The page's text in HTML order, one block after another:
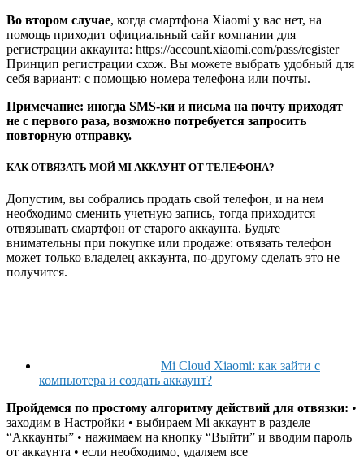
Во втором случае, когда смартфона Xiaomi у вас нет, на
помощь приходит официальный сайт компании для
регистрации аккаунта: https://account.xiaomi.com/pass/register
Принцип регистрации схож. Вы можете выбрать удобный для
себя вариант: с помощью номера телефона или почты.
Примечание: иногда SMS-ки и письма на почту приходят
не с первого раза, возможно потребуется запросить
повторную отправку.
КАК ОТВЯЗАТЬ МОЙ MI АККАУНТ ОТ ТЕЛЕФОНА?
Допустим, вы собрались продать свой телефон, и на нем
необходимо сменить учетную запись, тогда приходится
отвязывать смартфон от старого аккаунта. Будьте
внимательны при покупке или продаже: отвязать телефон
может только владелец аккаунта, по-другому сделать это не
получится.
Mi Cloud Xiaomi: как зайти с
компьютера и создать аккаунт?
Пройдемся по простому алгоритму действий для отвязки: •
заходим в Настройки • выбираем Mi аккаунт в разделе
“Аккаунты” • нажимаем на кнопку “Выйти” и вводим пароль
от аккаунта • если необходимо, удаляем все